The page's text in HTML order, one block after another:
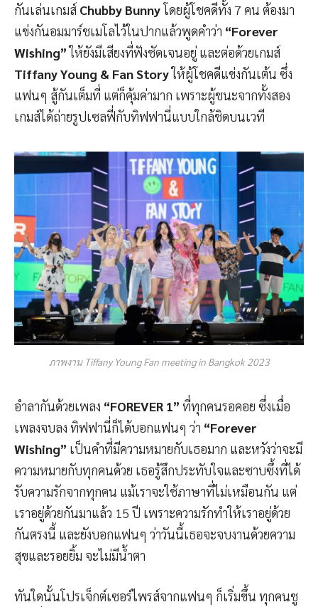
กันเล่นเกมส์ Chubby Bunnyโดยผู้โชคดีทั้ง 7 คน ต้องมา
แข่งกันอมมาร์ชเมโลไว้ในปากแล้วพูดคำว่า “Forever
Wishing”ให้ยังมีเสียงที่ฟังชัดเจนอยู่ และต่อด้วยเกมส์
Tiffany Young & Fan Storyให้ผู้โชคดีแข่งกันเต้น ซึ่ง
แฟนๆ สู้กันเต็มที่ แต่ก็คุ้มค่ามาก เพราะผู้ชนะจากทั้งสอง
เกมส์ได้ถ่ายรูปเซลฟี่กับทิฟฟานี่แบบใกล้ชิดบนเวที
ภาพงาน Tiffany Young Fan meeting in Bangkok 2023
อำลากันด้วยเพลง “FOREVER 1” ที่ทุกคนรอคอย ซึ่งเมื่อ
เพลงจบลง ทิฟฟานี่ก็ได้บอกแฟนๆ ว่า “Forever
Wishing” เป็นคำที่มีความหมายกับเธอมาก และหวังว่าจะมี
ความหมายกับทุกคนด้วย เธอรู้สึกประทับใจและซาบซึ้งที่ได้
รับความรักจากทุกคน แม้เราจะใช้ภาษาที่ไม่เหมือนกัน แต่
เราอยู่ด้วยกันมาแล้ว 15 ปี เพราะความรักทำให้เราอยู่ด้วย
กันตรงนี้ และยังบอกแฟนๆ ว่าวันนี้เธอจะจบงานด้วยความ
สุขและรอยยิ้ม จะไม่มีน้ำตา
ทันใดนั้นโปรเจ็กต์เซอร์ไพรส์จากแฟนๆ ก็เริ่มขึ้น ทุกคนชู